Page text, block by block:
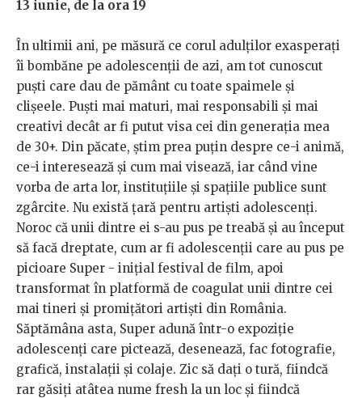
13 iunie, de la ora 19
În ultimii ani, pe măsură ce corul adulților exasperați
îi bombăne pe adolescenții de azi, am tot cunoscut
puști care dau de pământ cu toate spaimele și
clișeele. Puști mai maturi, mai responsabili și mai
creativi decât ar fi putut visa cei din generația mea
de 30+. Din păcate, știm prea puțin despre ce-i animă,
ce-i interesează și cum mai visează, iar când vine
vorba de arta lor, instituțiile și spațiile publice sunt
zgârcite. Nu există țară pentru artiști adolescenți.
Noroc că unii dintre ei s-au pus pe treabă și au început
să facă dreptate, cum ar fi adolescenții care au pus pe
picioare Super - inițial festival de film, apoi
transformat în platformă de coagulat unii dintre cei
mai tineri și promițători artiști din România.
Săptămâna asta, Super adună într-o expoziție
adolescenți care pictează, desenează, fac fotografie,
grafică, instalații și colaje. Zic să dați o tură, fiindcă
rar găsiți atâtea nume fresh la un loc și fiindcă